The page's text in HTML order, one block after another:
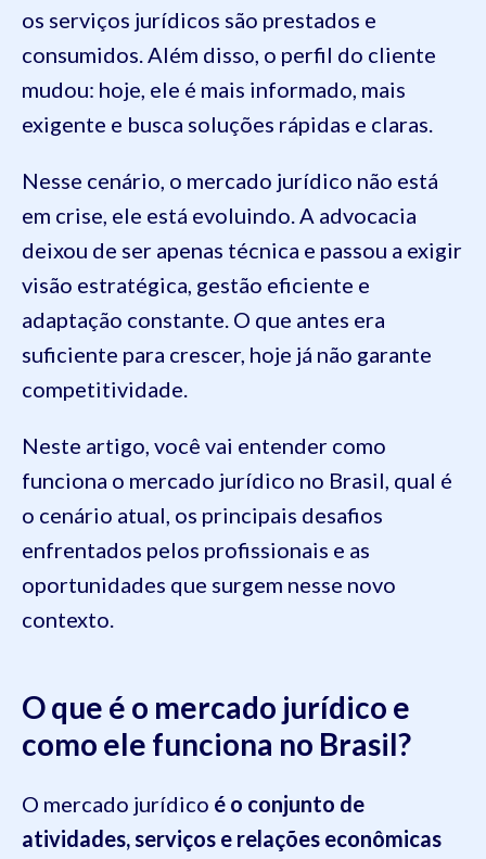
os serviços jurídicos são prestados e
consumidos. Além disso, o perfil do cliente
mudou: hoje, ele é mais informado, mais
exigente e busca soluções rápidas e claras.
Nesse cenário, o mercado jurídico não está
em crise, ele está evoluindo. A advocacia
deixou de ser apenas técnica e passou a exigir
visão estratégica, gestão eficiente e
adaptação constante. O que antes era
suficiente para crescer, hoje já não garante
competitividade.
Neste artigo, você vai entender como
funciona o mercado jurídico no Brasil, qual é
o cenário atual, os principais desafios
enfrentados pelos profissionais e as
oportunidades que surgem nesse novo
contexto.
O que é o mercado jurídico e
como ele funciona no Brasil?
O mercado jurídico é o conjunto de
atividades, serviços e relações econômicas